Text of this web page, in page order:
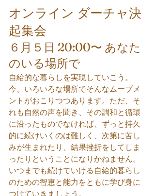
オンライン ダーチャ決
起集会
６月５日 20:00〜 あなた
のいる場所で
自給的な暮らしを実現していこう。
今、いろいろな場所でそんなムーブメ
ントがおこりつつあります。ただ、そ
れも自然の声を聞き、その調和と循環
に沿ったものでなければ、ずっと持久
的に続けいくのは難しく、次第に苦し
みが生まれたり、結果挫折をしてしま
ったりということになりかねません。
いつまでも続けていける自給的暮らし
のための智恵と能力をともに学び身に
つけていきましょう。